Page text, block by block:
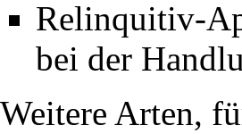
Relinquitiv-
bei der
Weitere Arten,